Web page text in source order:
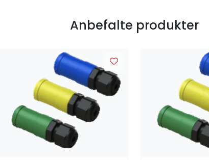
Anbefalte produkter